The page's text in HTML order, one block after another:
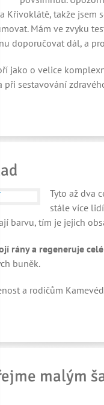
Křivoklátě, takže jsem
Mám ve zvyku
doporučovat dál, a
jako o velice
sestavování
Tyto až dva
stále více
barvu, tím je jejich
rány a regeneruje
buněk.
a rodičům
malým